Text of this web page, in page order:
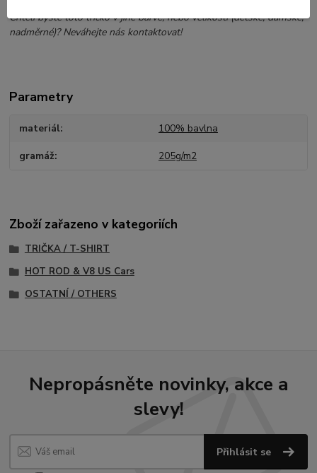
Chtěli byste toto tričko v jiné barvě, nebo velikosti (dětské, dámské,
nadměrné)? Neváhejte nás kontaktovat!
Parametry
materiál 100% bavlna
gramáž 205g/m2
Zboží zařazeno v kategoriích
TRIČKA / T-SHIRT
HOT ROD & V8 US Cars
OSTATNÍ / OTHERS
Nepropásněte novinky, akce a
slevy!
Přihlásit se